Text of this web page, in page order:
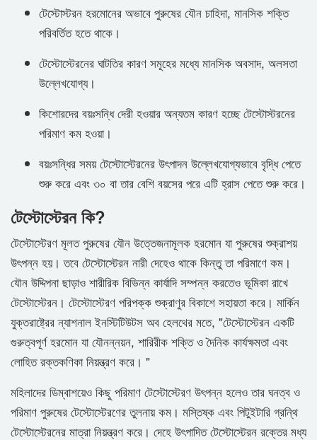
টেস্টোস্টরন হরমোনের অভাবে পুরুষের যৌন চাহিদা, মানসিক শক্তি
পরিবর্তিত হতে থাকে।
টেস্টোস্টেরনের ঘাটতির কারণ সমূহের মধ্যে মানসিক অবসাদ, অলসতা
উল্লেখযোগ্য।
কিশোরদের বয়ঃসন্ধি দেরী হওয়ার অন্যতম কারণ হচ্ছে টেস্টোস্টরনের
পরিমাণ কম হওয়া।
বয়ঃসন্ধির সময় টেস্টোস্টেরনের উৎপাদন উল্লেখযোগ্যভাবে বৃদ্ধি পেতে
শুরু করে এবং ৩০ বা তার বেশি বয়সের পরে এটি হ্রাস পেতে শুরু করে।
টেস্টোস্টেরন কি?
টেস্টোস্টেরণ মূলত পুরুষের যৌন উত্তেজনামূলক হরমোন যা পুরুষের শুক্রাশয়
উৎপন্ন হয়। তবে টেস্টোস্টেরন নারী দেহেও থাকে কিন্তু তা পরিমাণে কম।
যৌন উদ্দিপনা ছাড়াও শারীরিক বিভিন্ন কার্যাদি সম্পন্ন করতেও ভূমিকা রাখে
টেস্টোস্টেরন। টেস্টোস্টেরণ পরিপক্ক শুক্রাণুর বিকাশে সহায়তা করে। মার্কিন
যুক্তরাষ্ট্রের ন্যাশনাল ইনস্টিটিউটস অব হেলথের মতে, "টেস্টোস্টেরন একটি
গুরুত্বপূর্ণ হরমোন যা যৌনন্নয়ন, শারিরীক শক্তি ও দৈনিক কার্যক্ষমতা এবং
লোহিত রক্তকণিকা নিয়ন্ত্রণ করে। "
মহিলাদের ডিম্বাশয়েও কিছু পরিমাণ টেস্টোস্টেরণ উৎপন্ন হলেও তার ঘনত্ব ও
পরিমাণ পুরুষের টেস্টোস্টেরণের তুলনায় কম। মস্তিষ্ক এবং পিটুইটারি গ্রন্থি
টেস্টোস্টেরনের মাত্রা নিয়ন্ত্রণ করে। দেহে উৎপাদিত টেস্টোস্টেরন রক্তের মধ্য